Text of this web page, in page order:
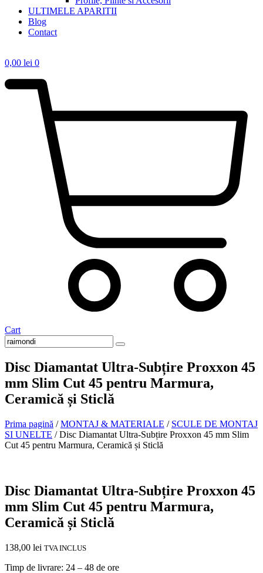
ULTIMELE APARITII
Blog
Contact
0,00 lei 0
Cart
Disc Diamantat Ultra-Subțire Proxxon 45
mm Slim Cut 45 pentru Marmura,
Ceramică și Sticlă
Prima pagină /MONTAJ & MATERIALE / SCULE DE MONTAJ
SI UNELTE / Disc Diamantat Ultra-Subțire Proxxon 45 mm Slim
Cut 45 pentru Marmura, Ceramică și Sticlă
In stoc
Disc Diamantat Ultra-Subțire Proxxon 45
mm Slim Cut 45 pentru Marmura,
Ceramică și Sticlă
138,00 lei TVA INCLUS
Timp de livrare: 24 – 48 de ore